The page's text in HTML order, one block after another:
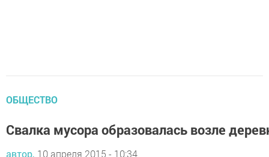
ОБЩЕСТВО
Свалка мусора образовалась возле
автор, 10 апреля 2015 - 10:34